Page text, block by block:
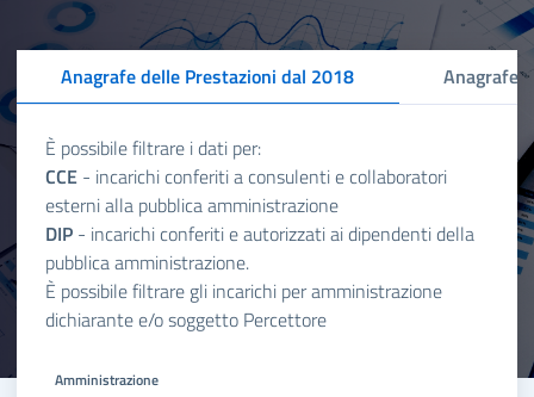
Anagrafe delle Prestazioni dal 2018 Anagrafe
È possibile filtrare i dati per:
CCE - incarichi conferiti a consulenti e collaboratori
esterni alla pubblica amministrazione
DIP - incarichi conferiti e autorizzati ai dipendenti della
pubblica amministrazione.
È possibile filtrare gli incarichi per amministrazione
dichiarante e/o soggetto Percettore
Amministrazione